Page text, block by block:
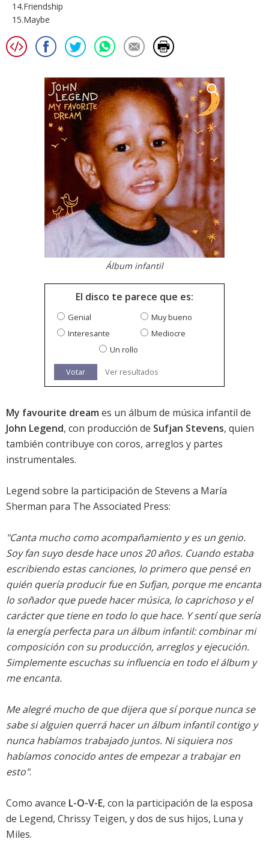
14.Friendship
15.Maybe
Álbum infantil
El disco te parece que es:
Genial
Muy bueno
Interesante
Mediocre
Un rollo
Votar Ver resultados
My favourite dream es un álbum de música infantil de
John Legend, con producción de Sufjan Stevens, quien
también contribuye con coros, arreglos y partes
instrumentales.
Legend sobre la participación de Stevens a María
Sherman para The Associated Press:
"Canta mucho como acompañamiento y es un genio.
Soy fan suyo desde hace unos 20 años. Cuando estaba
escribiendo estas canciones, lo primero que pensé en
quién quería producir fue en Sufjan, porque me encanta
lo soñador que puede hacer música, lo caprichoso y el
carácter que tiene en todo lo que hace. Y sentí que sería
la energía perfecta para un álbum infantil: combinar mi
composición con su producción, arreglos y ejecución.
Simplemente escuchas su influencia en todo el álbum y
me encanta.
Me alegré mucho de que dijera que sí porque nunca se
sabe si alguien querrá hacer un álbum infantil contigo y
nunca habíamos trabajado juntos. Ni siquiera nos
habíamos conocido antes de empezar a trabajar en
esto".
Como avance L-O-V-E, con la participación de la esposa
de Legend, Chrissy Teigen, y dos de sus hijos, Luna y
Miles.